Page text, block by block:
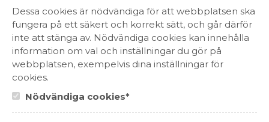
Dessa cookies är nödvändiga för att webbplatsen ska
fungera på ett säkert och korrekt sätt, och går därför
inte att stänga av. Nödvändiga cookies kan innehålla
information om val och inställningar du gör på
webbplatsen, exempelvis dina inställningar för
cookies.
Nödvändiga cookies*